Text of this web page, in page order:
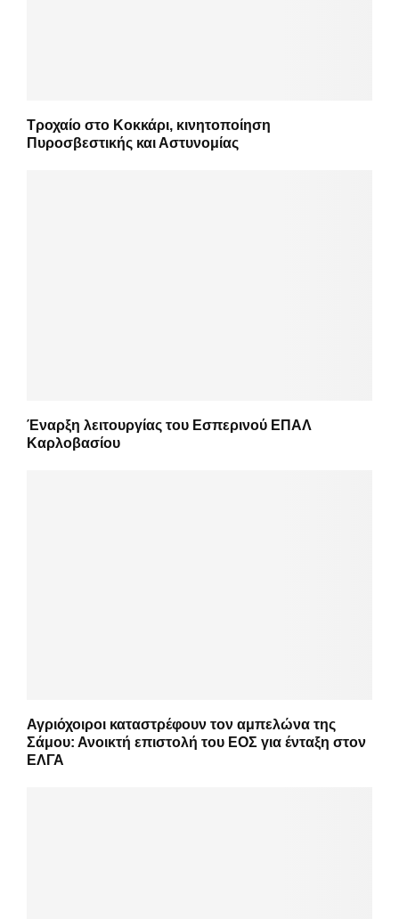
Τροχαίο στο Κοκκάρι, κινητοποίηση
Πυροσβεστικής και Αστυνομίας
Έναρξη λειτουργίας του Εσπερινού ΕΠΑΛ
Καρλοβασίου
Αγριόχοιροι καταστρέφουν τον αμπελώνα της
Σάμου: Ανοικτή επιστολή του ΕΟΣ για ένταξη στον
ΕΛΓΑ